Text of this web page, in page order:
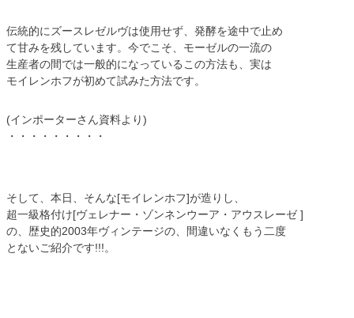
伝統的にズースレゼルヴは使用せず、発酵を途中で止め
て甘みを残しています。今でこそ、モーゼルの一流の
生産者の間では一般的になっているこの方法も、実は
モイレンホフが初めて試みた方法です。
(インポーターさん資料より)
・・・・・・・・・
そして、本日、そんな[モイレンホフ]が造りし、
超一級格付け[ヴェレナー・ゾンネンウーア・アウスレーゼ ]
の、歴史的2003年ヴィンテージの、間違いなくもう二度
とないご紹介です!!!。